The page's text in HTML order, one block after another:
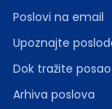
Poslovi na email
Upoznajte
Dok tražite posao
Arhiva poslova